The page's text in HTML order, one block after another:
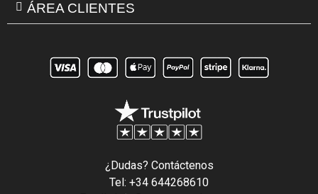
ÁREA CLIENTES
¿Dudas? Contáctenos
Tel: +34 644268610